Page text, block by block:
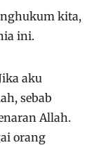
kita,
ini.
aku
sebab
Allah.
orang